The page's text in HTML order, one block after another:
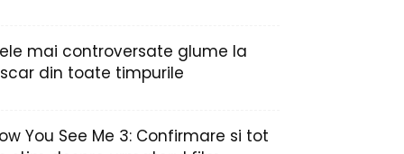
mai controversate glume la
din toate timpurile
You See Me 3: Confirmare si tot